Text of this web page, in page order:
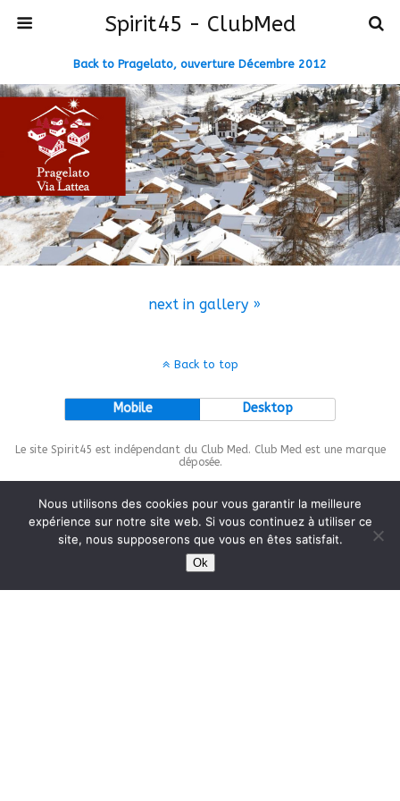
Spirit45 - ClubMed
Back to Pragelato, ouverture Décembre 2012
next in gallery »
Back to top
Mobile Desktop
Le site Spirit45 est indépendant du Club Med. Club Med est une marque
déposée.
This site is protected bywp-copyrightpro.com
Nous utilisons des cookies pour vous garantir la meilleure
expérience sur notre site web. Si vous continuez à utiliser ce
site, nous supposerons que vous en êtes satisfait.
Ok